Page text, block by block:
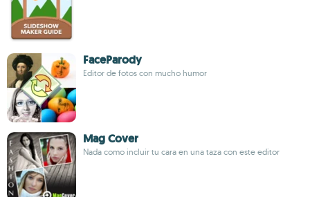
FaceParody
Editor de fotos con mucho humor
Mag Cover
Nada como incluir tu cara en una taza con este editor